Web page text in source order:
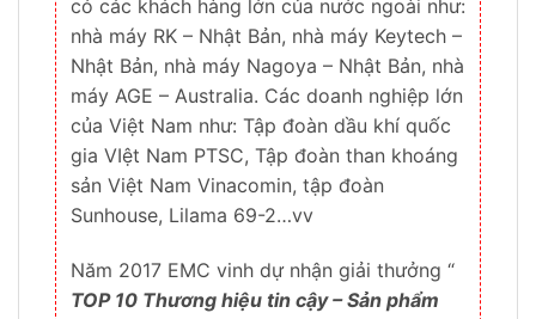
có các khách hàng lớn của nước ngoài như:
nhà máy RK – Nhật Bản, nhà máy Keytech –
Nhật Bản, nhà máy Nagoya – Nhật Bản, nhà
máy AGE – Australia. Các doanh nghiệp lớn
của Việt Nam như: Tập đoàn dầu khí quốc
gia VIệt Nam PTSC, Tập đoàn than khoáng
sản Việt Nam Vinacomin, tập đoàn
Sunhouse, Lilama 69-2…vv
Năm 2017 EMC vinh dự nhận giải thưởng “
TOP 10 Thương hiệu tin cậy – Sản phẩm